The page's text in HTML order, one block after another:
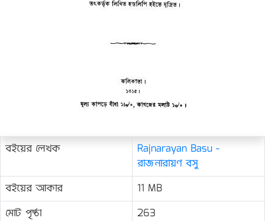
বইয়ের লেখক
Rajnarayan Basu -
রাজনারায়ণ বসু
বইয়ের আকার
11 MB
মোট পৃষ্ঠা
263